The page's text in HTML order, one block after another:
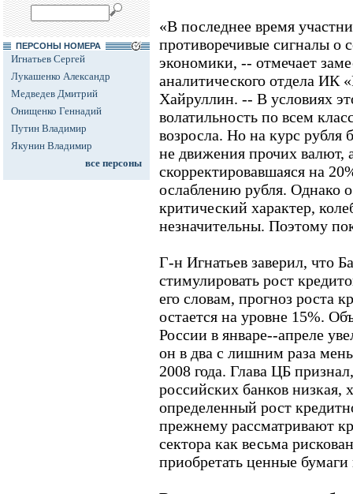
ПЕРСОНЫ НОМЕРА
Игнатьев Сергей
Лукашенко Александр
Медведев Дмитрий
Онищенко Геннадий
Путин Владимир
Якунин Владимир
все персоны
«В последнее время
противоречивые сигналы о
экономики, -- отмечает
аналитического отдела ИК
Хайруллин. -- В условиях
волатильность по всем
возросла. Но на курс рубля
не движения прочих валют,
скорректировавшаяся на
ослаблению рубля. Однако
критический характер,
незначительны. Поэтому
Г-н Игнатьев заверил, что
стимулировать рост
его словам, прогноз роста
остается на уровне 15%.
России в январе--апреле
он в два с лишним раза
2008 года. Глава ЦБ
российских банков низкая,
определенный рост
прежнему рассматривают
сектора как весьма
приобретать ценные